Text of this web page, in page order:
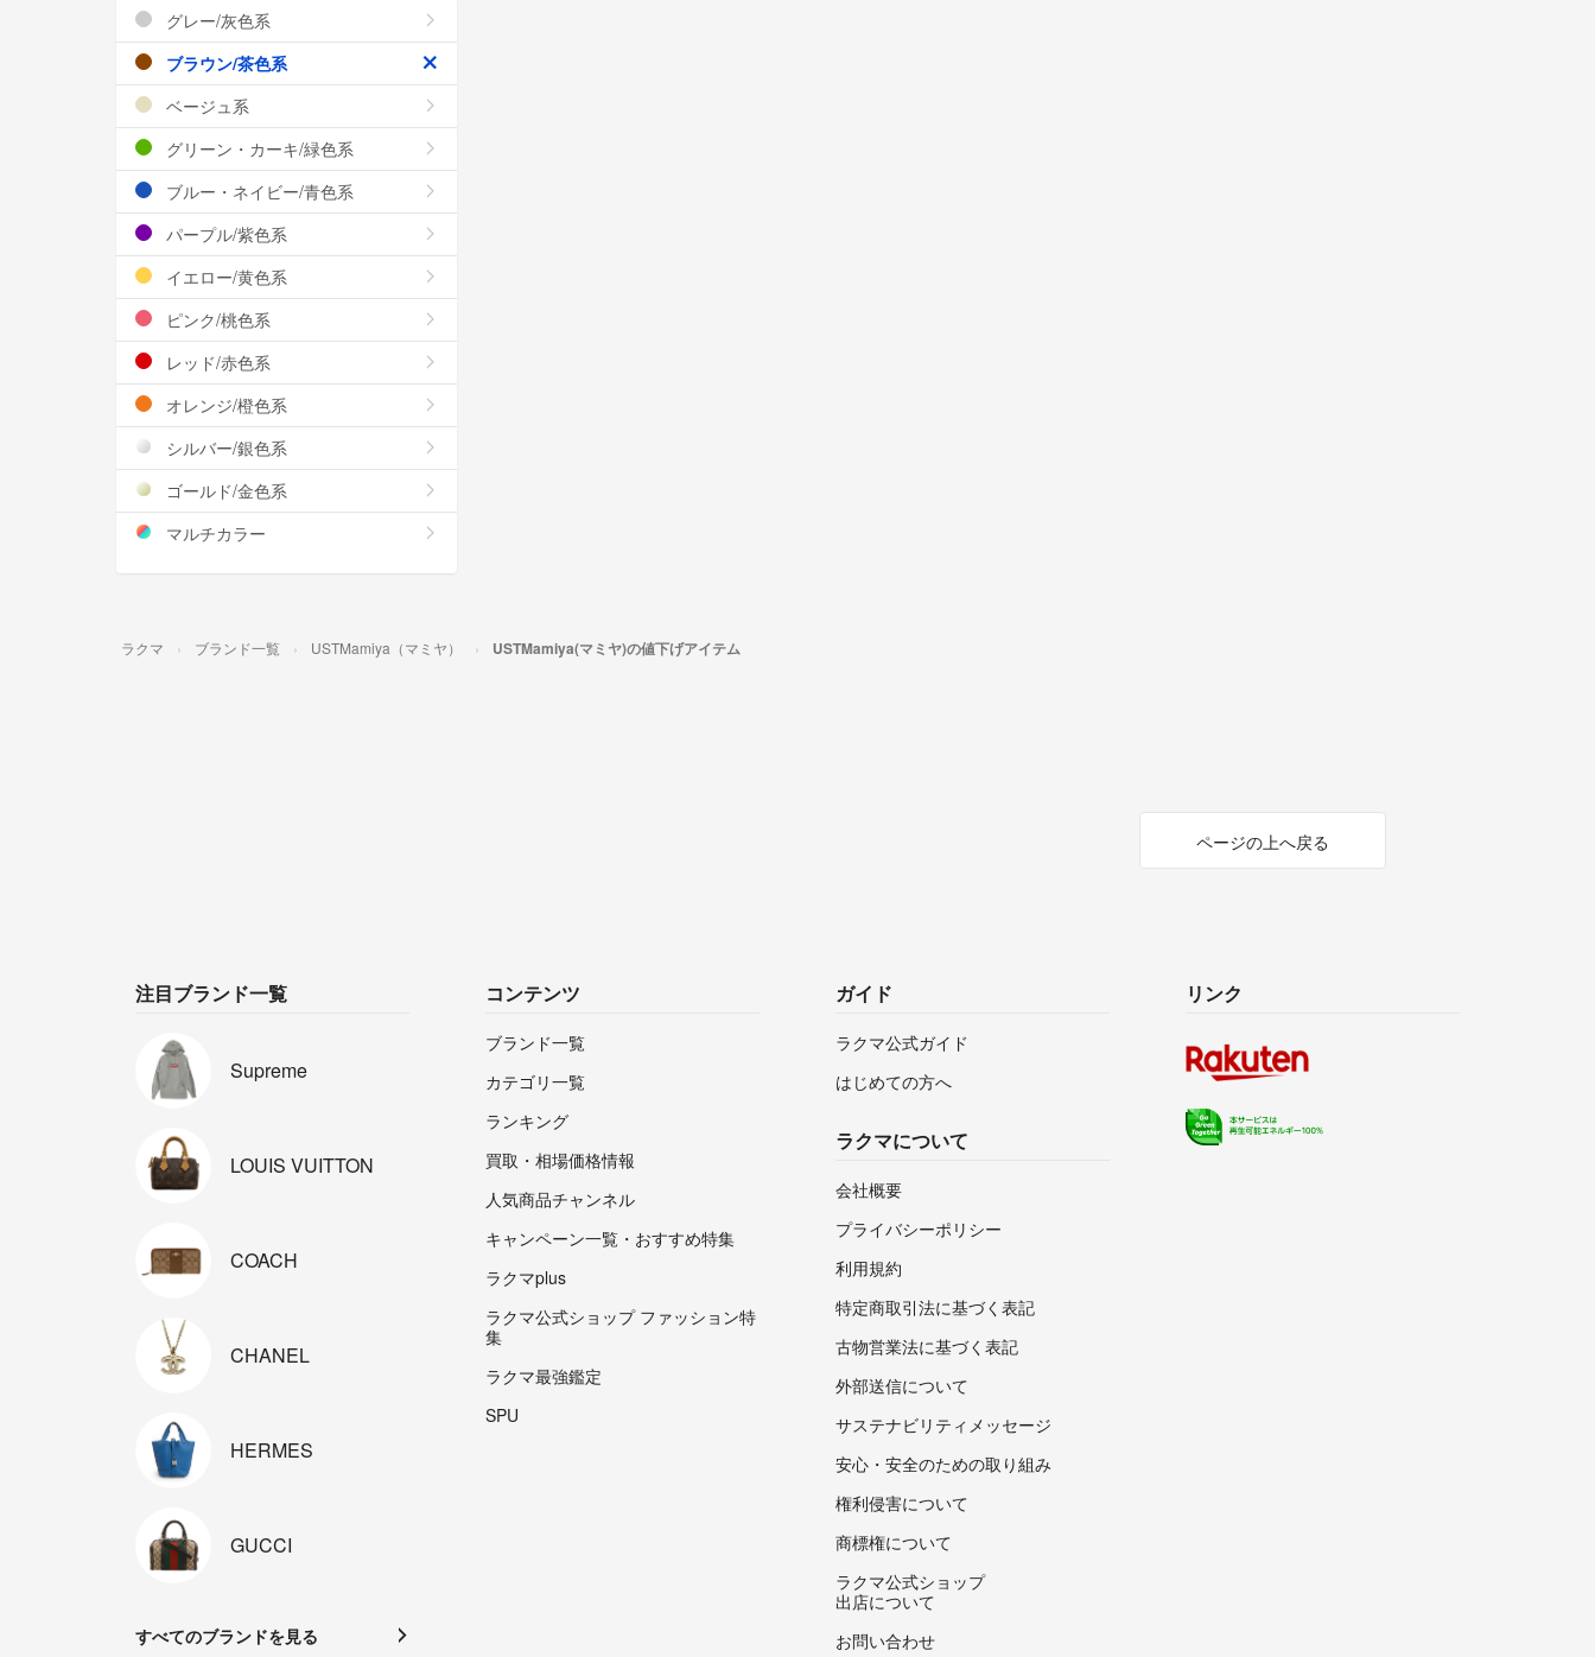
グレー/灰色系
ブラウン/茶色系
ベージュ系
グリーン・カーキ/緑色系
ブルー・ネイビー/青色系
パープル/紫色系
イエロー/黄色系
ピンク/桃色系
レッド/赤色系
オレンジ/橙色系
シルバー/銀色系
ゴールド/金色系
マルチカラー
ラクマ ブランド一覧 USTMamiya（マミヤ） USTMamiya(マミヤ)の値下げアイテム
ページの上へ戻る
注目ブランド一覧
Supreme
LOUIS VUITTON
COACH
CHANEL
HERMES
GUCCI
すべてのブランドを見る
コンテンツ
ブランド一覧
カテゴリ一覧
ランキング
買取・相場価格情報
人気商品チャンネル
キャンペーン一覧・おすすめ特集
ラクマplus
ラクマ公式ショップ ファッション特
集
ラクマ最強鑑定
SPU
ガイド
ラクマ公式ガイド
はじめての方へ
ラクマについて
会社概要
プライバシーポリシー
利用規約
特定商取引法に基づく表記
古物営業法に基づく表記
外部送信について
サステナビリティメッセージ
安心・安全のための取り組み
権利侵害について
商標権について
ラクマ公式ショップ
出店について
お問い合わせ
リンク